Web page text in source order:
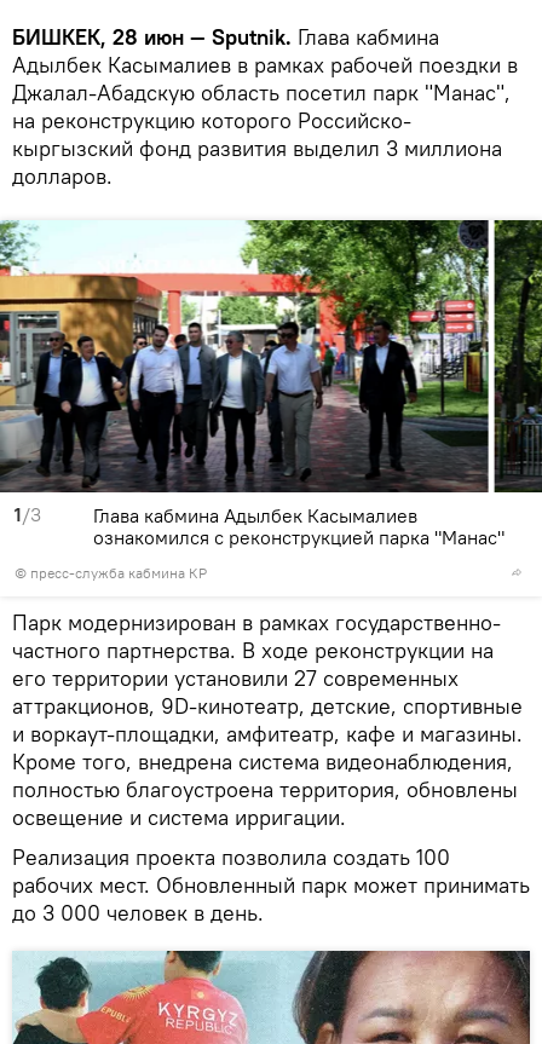
БИШКЕК, 28 июн — Sputnik. Глава кабмина
Адылбек Касымалиев в рамках рабочей поездки в
Джалал-Абадскую область посетил парк "Манас",
на реконструкцию которого Российско-
кыргызский фонд развития выделил 3 миллиона
долларов.
1/3
© пресс-служба кабмина КР
Глава кабмина Адылбек Касымалиев
ознакомился с реконструкцией парка "Манас"
Парк модернизирован в рамках государственно-
частного партнерства. В ходе реконструкции на
его территории установили 27 современных
аттракционов, 9D-кинотеатр, детские, спортивные
и воркаут-площадки, амфитеатр, кафе и магазины.
Кроме того, внедрена система видеонаблюдения,
полностью благоустроена территория, обновлены
освещение и система ирригации.
Реализация проекта позволила создать 100
рабочих мест. Обновленный парк может принимать
до 3 000 человек в день.